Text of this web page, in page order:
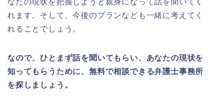
なたの現状を把握しようと親身になって話を聞いてく
れます。そして、今後のプランなども一緒に考えてく
れることでしょう。
なので、ひとまず話を聞いてもらい、あなたの現状を
知ってもらうために、無料で相談できる弁護士事務所
を探しましょう。